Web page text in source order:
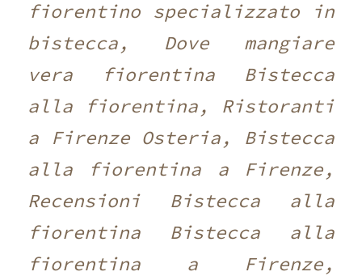
fiorentino specializzato in
bistecca, Dove mangiare
vera fiorentina Bistecca
alla fiorentina, Ristoranti
a Firenze Osteria, Bistecca
alla fiorentina a Firenze,
Recensioni Bistecca alla
fiorentina Bistecca alla
fiorentina a Firenze,